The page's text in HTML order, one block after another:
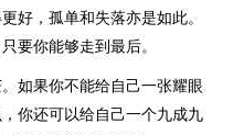
好，孤单和失落亦是如此。
要你能够走到最后。
如果你不能给自己一张耀眼
你还可以给自己一个九成九